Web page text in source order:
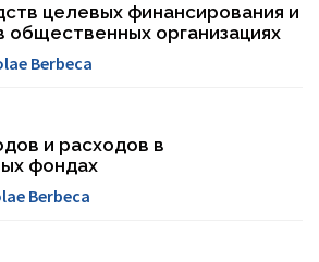
целевых финансирования и
общественных организациях
Berbeca
и расходов в
фондах
Berbeca